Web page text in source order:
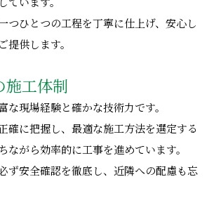
ています。
つひとつの工程を丁寧に仕上げ、安心し
提供します。
工体制
な現場経験と確かな技術力です。
確に把握し、最適な施工方法を選定する
ながら効率的に工事を進めています。
ず安全確認を徹底し、近隣への配慮も忘